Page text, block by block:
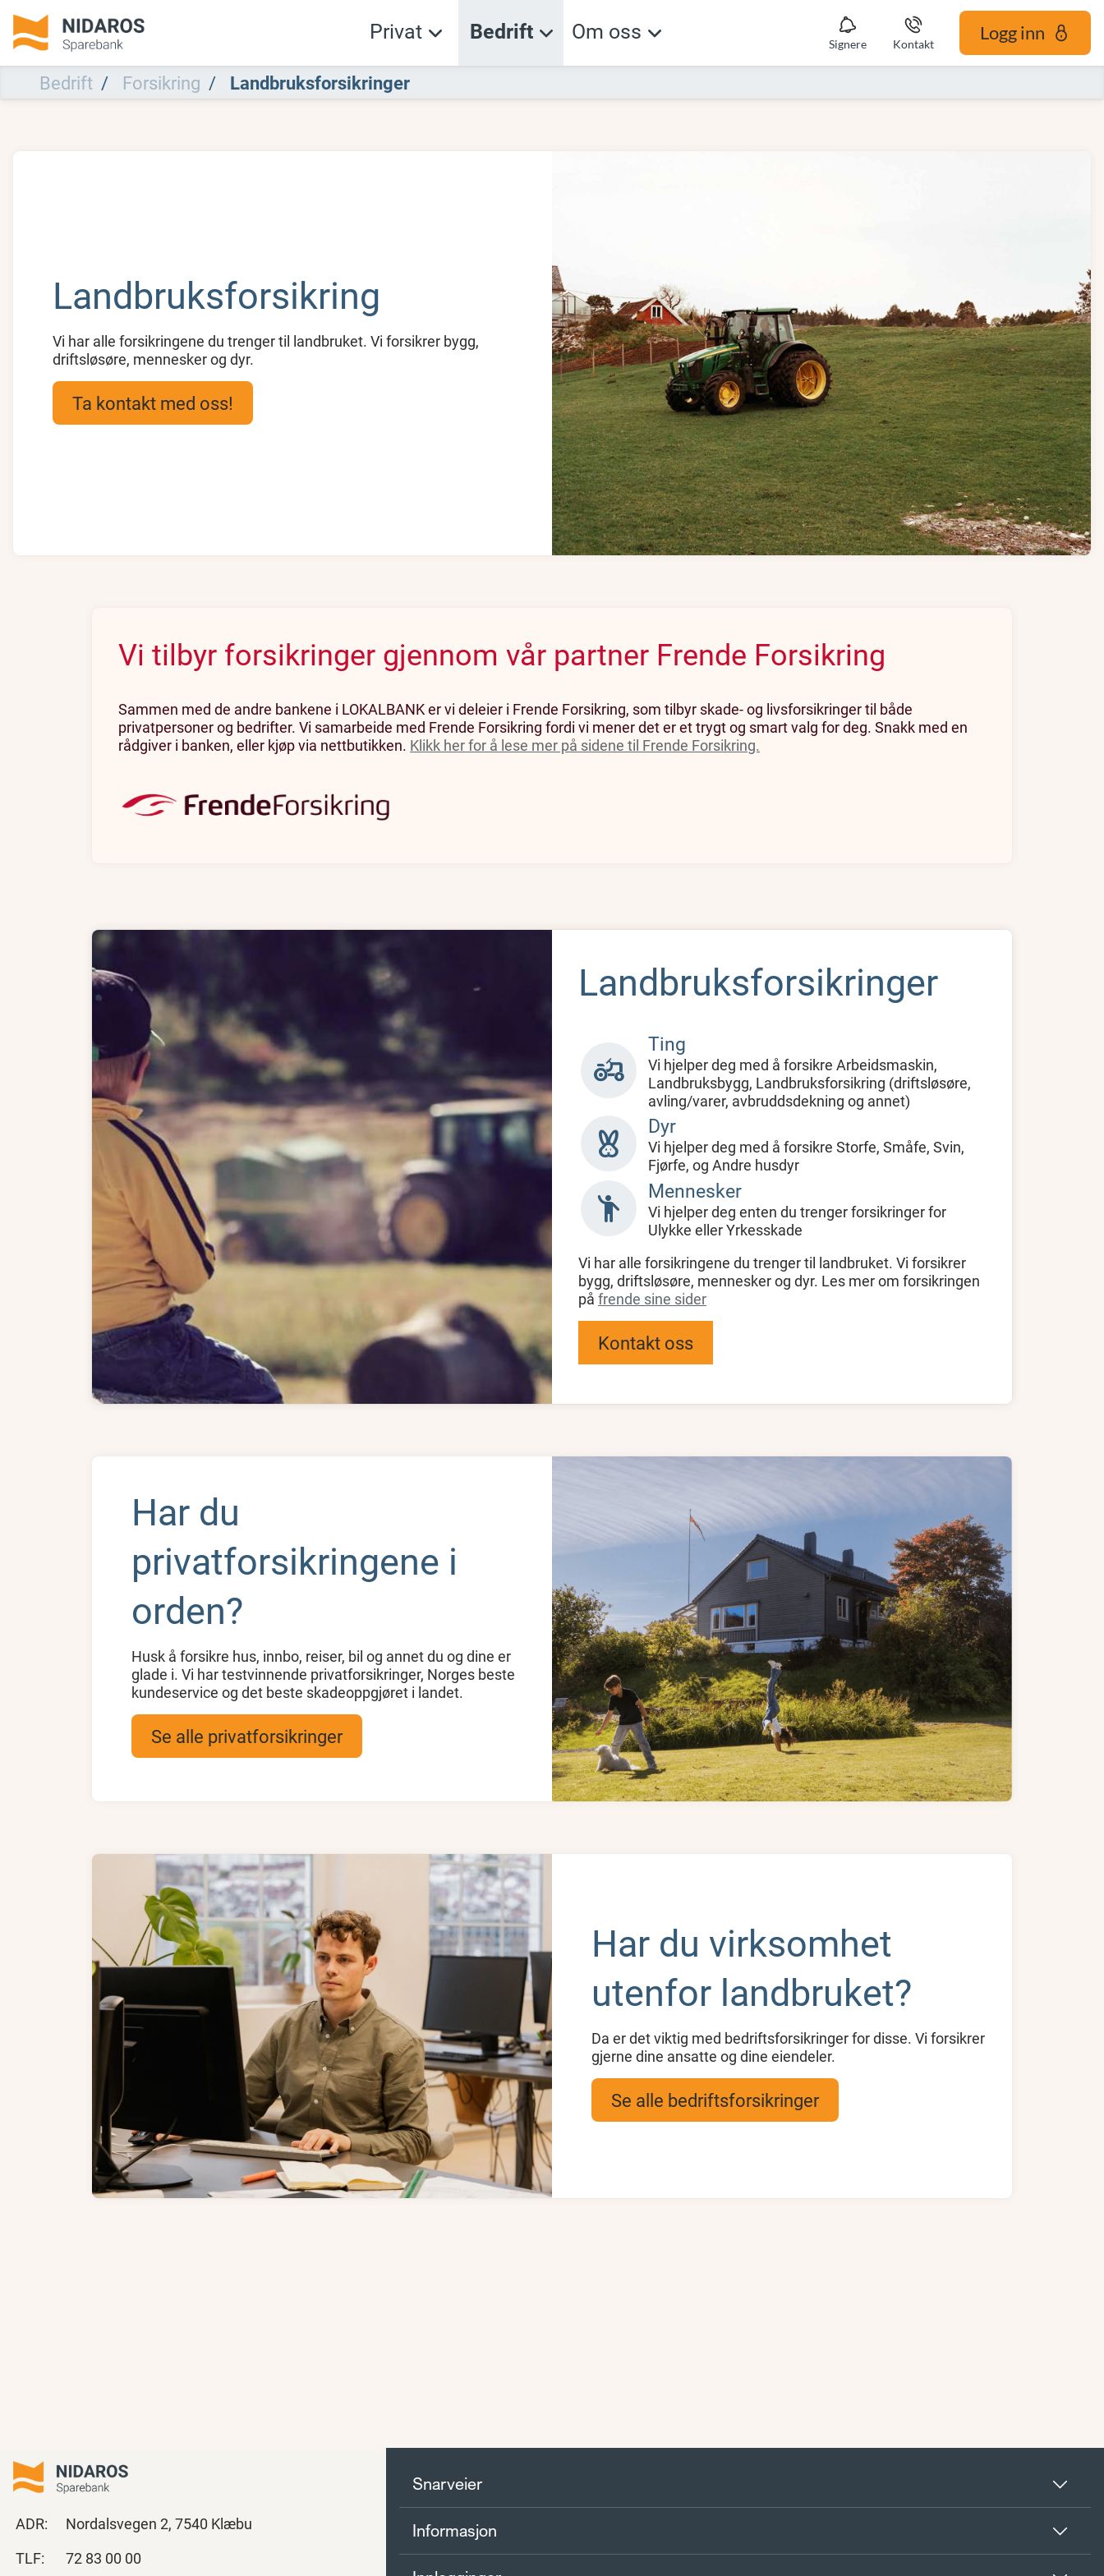
Bedrift Forsikring Landbruksforsikringer
Privat Bedrift Om oss Signere Kontakt
Logg inn
Landbruksforsikring
Vi har alle forsikringene du trenger til landbruket. Vi forsikrer bygg,
driftsløsøre, mennesker og dyr.
Ta kontakt med oss!
Vi tilbyr forsikringer gjennom vår partner Frende Forsikring
Sammen med de andre bankene i LOKALBANK er vi deleier i Frende Forsikring, som tilbyr skade- og livsforsikringer til både
privatpersoner og bedrifter. Vi samarbeide med Frende Forsikring fordi vi mener det er et trygt og smart valg for deg. Snakk med en
rådgiver i banken, eller kjøp via nettbutikken. Klikk her for å lese mer på sidene til Frende Forsikring.
Landbruksforsikringer
agriculture
Ting
Vi hjelper deg med å forsikre Arbeidsmaskin,
Landbruksbygg, Landbruksforsikring (driftsløsøre,
avling/varer, avbruddsdekning og annet)
cruelty_free Dyr
Vi hjelper deg med å forsikre Storfe, Småfe, Svin,
Fjørfe, og Andre husdyr
emoji_people Mennesker
Vi hjelper deg enten du trenger forsikringer for
Ulykke eller Yrkesskade
Vi har alle forsikringene du trenger til landbruket. Vi forsikrer
bygg, driftsløsøre, mennesker og dyr. Les mer om forsikringen
på frende sine sider
Kontakt oss
Har du
privatforsikringene i
orden?
Husk å forsikre hus, innbo, reiser, bil og annet du og dine er
glade i. Vi har testvinnende privatforsikringer, Norges beste
kundeservice og det beste skadeoppgjøret i landet.
Se alle privatforsikringer
Har du virksomhet
utenfor landbruket?
Da er det viktig med bedriftsforsikringer for disse. Vi forsikrer
gjerne dine ansatte og dine eiendeler.
Se alle bedriftsforsikringer
Snarveier
Informasjon
ADR:
Nordalsvegen 2, 7540 Klæbu
TLF:
72 83 00 00